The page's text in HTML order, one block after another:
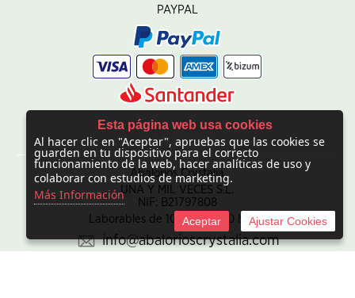
PAYPAL
CONTACTO
Abalorios Crystalia
UNA Y MIL VECES S.L.
NIF: B21797808
Laborables de 10:00 - 20:00 horas
info@abalorioscrystalia.com
Esta página web usa cookies
Al hacer clic en "Aceptar", apruebas que las cookies se
guarden en tu dispositivo para el correcto
funcionamiento de la web, hacer analíticas de uso y
colaborar con estudios de marketing.
Más Información
Aceptar Ajustar Cookies